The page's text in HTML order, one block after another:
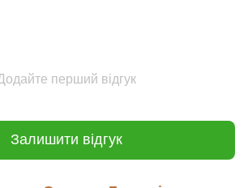
перший відгук
Залишити відгук